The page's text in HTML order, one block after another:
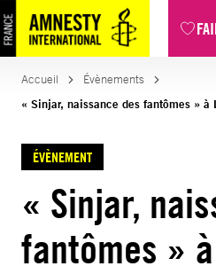
Accueil
Évènements
« Sinjar, naissance des fantômes » à
ÉVÈNEMENT
« Sinjar,
fantômes »